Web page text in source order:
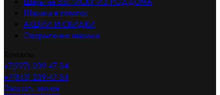
Шарики в потолок
АКЦИИ И СКИДКИ
Оформление шарами
+7(927) 039-47-34
+7(843) 239-47-34
Заказать звонок